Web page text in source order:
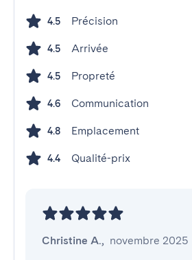
4.5 Précision
4.5 Arrivée
4.5 Propreté
4.6 Communication
4.8 Emplacement
4.4 Qualité-prix
Christine A., novembre 2025